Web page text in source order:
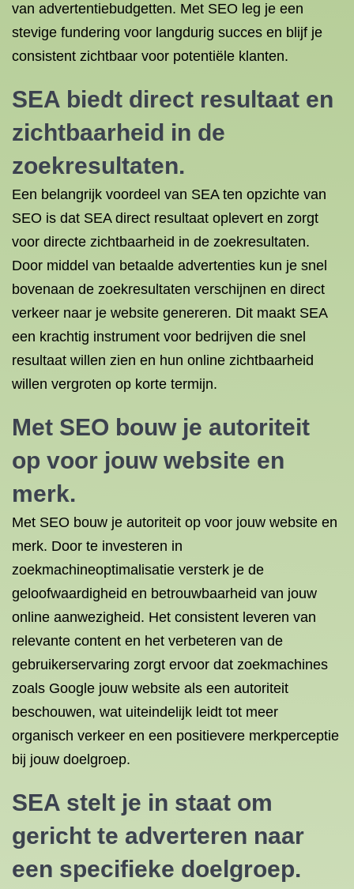
van advertentiebudgetten. Met SEO leg je een
stevige fundering voor langdurig succes en blijf je
consistent zichtbaar voor potentiële klanten.
SEA biedt direct resultaat en
zichtbaarheid in de
zoekresultaten.
Een belangrijk voordeel van SEA ten opzichte van
SEO is dat SEA direct resultaat oplevert en zorgt
voor directe zichtbaarheid in de zoekresultaten.
Door middel van betaalde advertenties kun je snel
bovenaan de zoekresultaten verschijnen en direct
verkeer naar je website genereren. Dit maakt SEA
een krachtig instrument voor bedrijven die snel
resultaat willen zien en hun online zichtbaarheid
willen vergroten op korte termijn.
Met SEO bouw je autoriteit
op voor jouw website en
merk.
Met SEO bouw je autoriteit op voor jouw website en
merk. Door te investeren in
zoekmachineoptimalisatie versterk je de
geloofwaardigheid en betrouwbaarheid van jouw
online aanwezigheid. Het consistent leveren van
relevante content en het verbeteren van de
gebruikerservaring zorgt ervoor dat zoekmachines
zoals Google jouw website als een autoriteit
beschouwen, wat uiteindelijk leidt tot meer
organisch verkeer en een positievere merkperceptie
bij jouw doelgroep.
SEA stelt je in staat om
gericht te adverteren naar
een specifieke doelgroep.